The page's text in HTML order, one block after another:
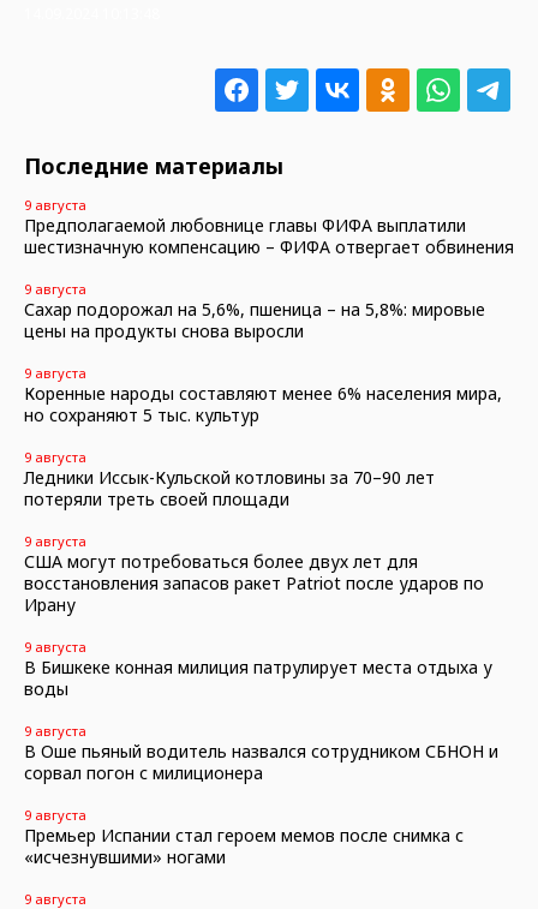
Последние материалы
9 августа
Предполагаемой любовнице главы ФИФА выплатили
шестизначную компенсацию – ФИФА отвергает обвинения
9 августа
Сахар подорожал на 5,6%, пшеница – на 5,8%: мировые
цены на продукты снова выросли
9 августа
Коренные народы составляют менее 6% населения мира,
но сохраняют 5 тыс. культур
9 августа
Ледники Иссык-Кульской котловины за 70–90 лет
потеряли треть своей площади
9 августа
США могут потребоваться более двух лет для
восстановления запасов ракет Patriot после ударов по
Ирану
9 августа
В Бишкеке конная милиция патрулирует места отдыха у
воды
9 августа
В Оше пьяный водитель назвался сотрудником СБНОН и
сорвал погон с милиционера
9 августа
Премьер Испании стал героем мемов после снимка с
«исчезнувшими» ногами
9 августа